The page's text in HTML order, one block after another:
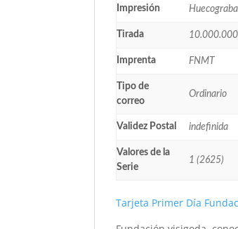
Impresión
Tirada 10.000.000
Imprenta FNMT
Tipo de
correo
Ordinario
Validez Postal indefinida
Valores de la
Serie
1 (2625)
Tarjeta Primer Día